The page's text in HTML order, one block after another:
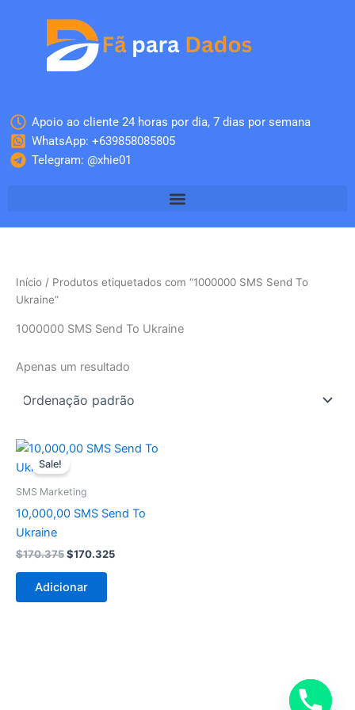
Apoio ao cliente 24 horas por dia, 7 dias por semana
WhatsApp: +639858085805
Telegram: @xhie01
Início / Produtos etiquetados com “1000000 SMS Send To
Ukraine”
1000000 SMS Send To Ukraine
Apenas um resultado
Sale!
SMS Marketing
10,000,00 SMS Send To
Ukraine
$170.375
O
preço
original
$170.375.
$170.325
O
Adicionar